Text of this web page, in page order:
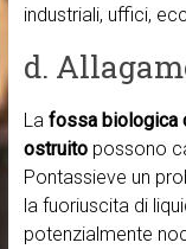
industriali, uffici,
d.
La fossa biologica
ostruitopossono
Pontassieve un
la fuoriuscita di
potenzialmente